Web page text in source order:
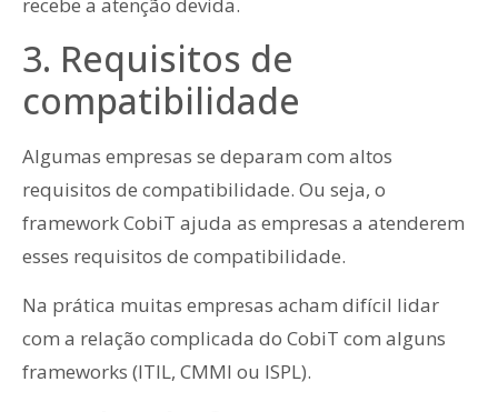
3. Requisitos de
compatibilidade
Algumas empresas se deparam com altos
requisitos de compatibilidade. Ou seja, o
framework CobiT ajuda as empresas a atenderem
esses requisitos de compatibilidade.
Na prática muitas empresas acham difícil lidar
com a relação complicada do CobiT com alguns
frameworks (ITIL, CMMI ou ISPL).